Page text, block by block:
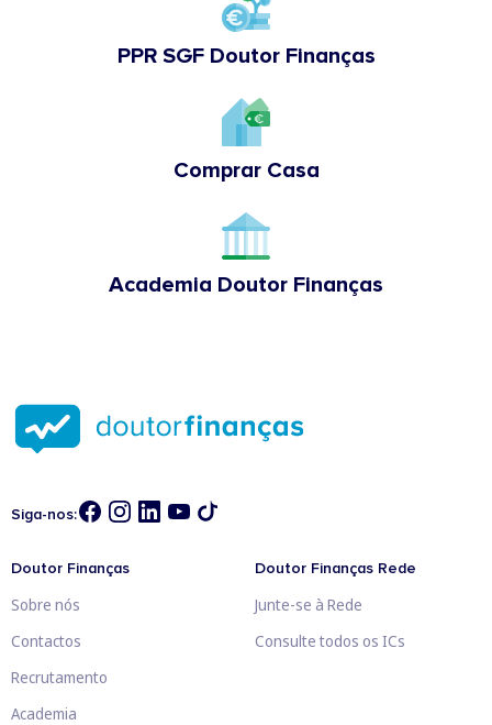
PPR SGF Doutor Finanças
Comprar Casa
Academia Doutor Finanças
Siga-nos:
Doutor Finanças
Sobre nós
Contactos
Recrutamento
Academia
Doutor Finanças Rede
Junte-se à Rede
Consulte todos os ICs